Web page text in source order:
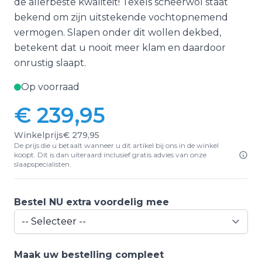
bekend om zijn uitstekende vochtopnemend
vermogen. Slapen onder dit wollen dekbed,
betekent dat u nooit meer klam en daardoor
onrustig slaapt.
Op voorraad
€ 239,95
Winkelprijs€ 279,95
De prijs die u betaalt wanneer u dit artikel bij ons in de winkel
koopt. Dit is dan uiteraard inclusief gratis advies van onze
slaapspecialisten.
Bestel NU extra voordelig mee
Maak uw bestelling compleet